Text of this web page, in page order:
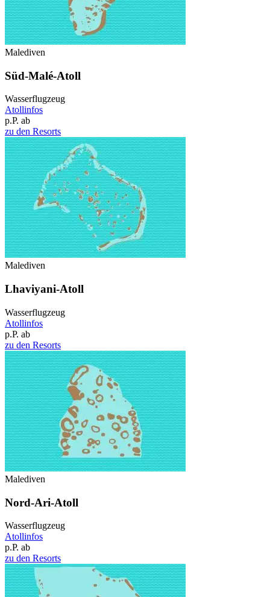
Malediven
Süd-Malé-Atoll
Wasserflugzeug
Atollinfos
p.P. ab
zu den Resorts
Malediven
Lhaviyani-Atoll
Wasserflugzeug
Atollinfos
p.P. ab
zu den Resorts
Malediven
Nord-Ari-Atoll
Wasserflugzeug
Atollinfos
p.P. ab
zu den Resorts